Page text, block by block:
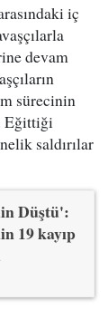
iç
devam
sürecinin
Eğittiği
saldırılar
Düştü':
19 kayıp